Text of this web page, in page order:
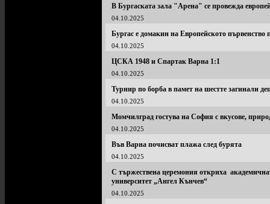
В Бургаската зала "Арена" се провежда
04.10.2025
Бургас е домакин на Европейското
04.10.2025
ЦСКА 1948 и Спартак Варна 1:1
04.10.2025
Турнир по борба в памет на шестте загинали
04.10.2025
Момчилград гостува на София с вкусове,
04.10.2025
Във Варна почисват плажа след бурята
04.10.2025
С тържествена церемония откриха
университет „Ангел Кънчев“
04.10.2025